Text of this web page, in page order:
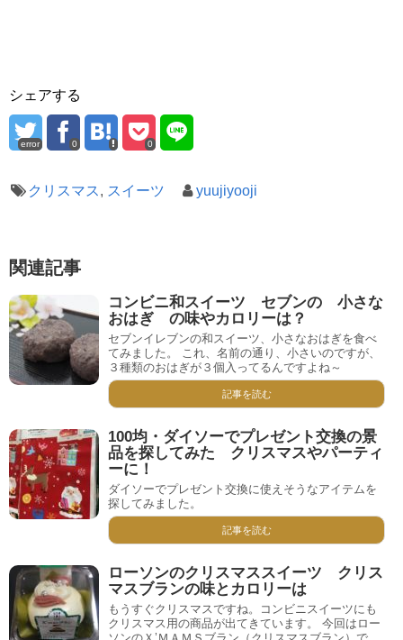
中…
シェアする
error 0 0
クリスマス, スイーツ yuujiyooji
関連記事
コンビニ和スイーツ セブンの 小さな
おはぎ の味やカロリーは？
セブンイレブンの和スイーツ、小さなおはぎを食べ
てみました。 これ、名前の通り、小さいのですが、
３種類のおはぎが３個入ってるんですよね～
記事を読む
100均・ダイソーでプレゼント交換の景
品を探してみた クリスマスやパーティ
ーに！
ダイソーでプレゼント交換に使えそうなアイテムを
探してみました。
記事を読む
ローソンのクリスマススイーツ クリス
マスブランの味とカロリーは
もうすぐクリスマスですね。コンビニスイーツにも
クリスマス用の商品が出てきています。 今回はロー